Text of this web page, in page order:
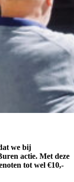
we bij
actie. Met deze
tot wel €10,-